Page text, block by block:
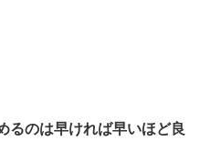
るのは早ければ早いほど良